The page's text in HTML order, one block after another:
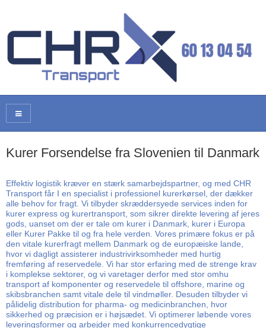
Kurer Forsendelse fra Slovenien til Danmark
Effektiv logistik kræver en stærk samarbejdspartner, og med CHR
Transport får I en specialist i professionel kurerkørsel, der dækker
alle behov for fragt. Vi tilbyder skræddersyede services inden for
kurer express og kurertransport, som sikrer direkte levering af jeres
gods, uanset om der er tale om kurer i Danmark, kurer i Europa
eller Kurer Pakke til og fra hele verden. Vores primære fokus er på
den vitale kurerfragt mellem Danmark og de europæiske lande,
hvor vi dagligt assisterer industrivirksomheder med hurtig
fremføring af reservedele. Vi har stor erfaring med de strenge krav
i komplekse sektorer, og vi varetager derfor med stor omhu
transport af komponenter og reservedele til offshore, marine og
skibsbranchen samt vitale dele til vindmøller. Desuden tilbyder vi
pålidelig distribution for pharma- og medicinbranchen, hvor
sikkerhed og præcision er i højsædet. Vi optimerer løbende vores
leveringsformer og arbejder med konkurrencedygtige